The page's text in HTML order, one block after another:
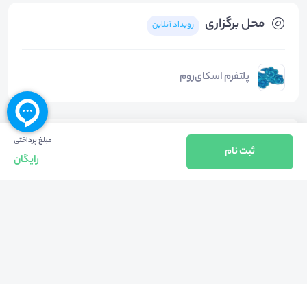
محل برگزاری رویداد آنلاین
پلتفرم اسکای‌روم
دسته‌بندی‌ها مبلغ پرداختی
رایگان
ثبت نام